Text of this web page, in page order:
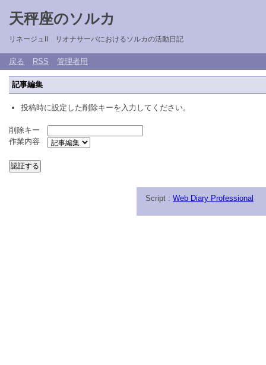
天秤座のソルカ
リネージュII リオナサーバにおけるソルカの活動日記
戻る RSS 管理者用
記事編集
投稿時に設定した削除キーを入力してください。
削除キー
作業内容
Script : Web Diary Professional